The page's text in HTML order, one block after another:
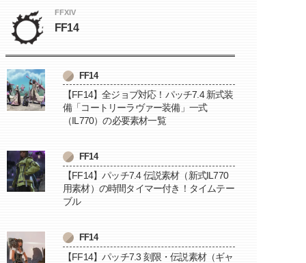
FFXIV
FF14
FF14
【FF14】全ジョブ対応！パッチ7.4 新式装
備「コートリーラヴァー装備」一式
（IL770）の必要素材一覧
FF14
【FF14】パッチ7.4 伝説素材（新式IL770
用素材）の時間タイマー付き！タイムテー
ブル
FF14
【FF14】パッチ7.3 刻限・伝説素材（ギャ